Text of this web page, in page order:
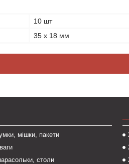
10 шт
35 х 18 мм
мішки, пакети
столи